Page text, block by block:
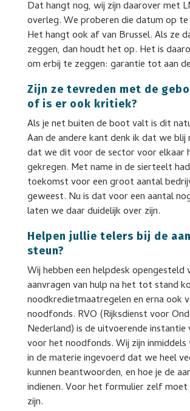
Dat hangt nog, wij zijn daarover met
overleg. We proberen die datum op te
Het hangt ook af van Brussel. Als ze
zeggen, dan houdt het op. Het is
om erbij te zeggen: garantie tot aan
Zijn ze tevreden met de
of is er ook kritiek?
Als je net buiten de boot valt is dit
Aan de andere kant denk ik dat we blij
dat we dit voor de sector voor elkaar
gekregen. Met name in de sierteelt
toekomst voor een groot aantal
geweest. Nu is dat voor een aantal
laten we daar duidelijk over zijn.
Helpen jullie telers bij de
steun?
Wij hebben een helpdesk opengesteld
aanvragen van hulp na het tot stand
noodkredietmaatregelen en erna ook
noodfonds. RVO (Rijksdienst voor
Nederland) is de uitvoerende instantie
voor het noodfonds. Wij zijn
in de materie ingevoerd dat we heel
kunnen beantwoorden, en hoe je de
indienen. Voor het formulier zelf moet
zijn.